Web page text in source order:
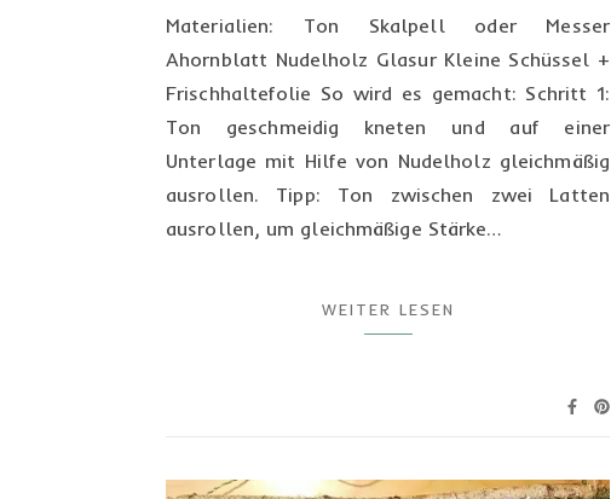
Materialien: Ton Skalpell oder Messer
Ahornblatt Nudelholz Glasur Kleine Schüssel +
Frischhaltefolie So wird es gemacht: Schritt 1:
Ton geschmeidig kneten und auf einer
Unterlage mit Hilfe von Nudelholz gleichmäßig
ausrollen. Tipp: Ton zwischen zwei Latten
ausrollen, um gleichmäßige Stärke…
WEITER LESEN